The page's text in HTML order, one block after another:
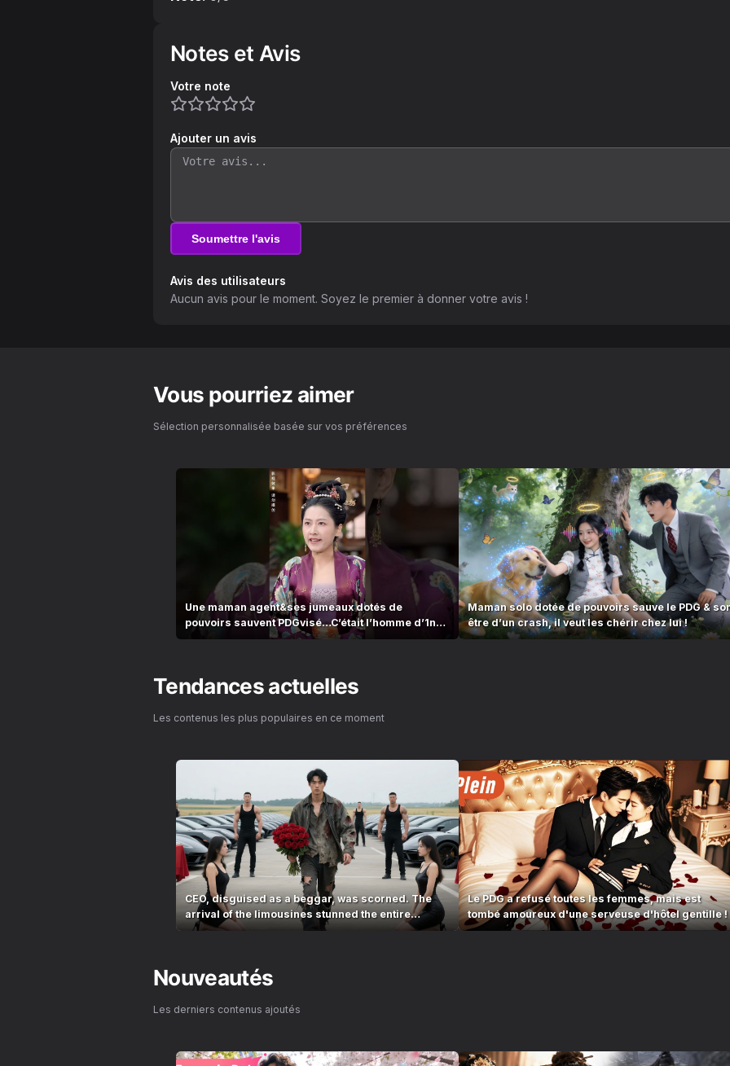
Notes et Avis
Votre note
Ajouter un avis
Soumettre l'avis
Avis des utilisateurs
Aucun avis pour le moment. Soyez le premier à donner votre avis !
Vous pourriez aimer
Sélection personnalisée basée sur vos préférences
Une maman agent&ses jumeaux dotés de
pouvoirs sauvent PDGvisé…C’était l’homme d’1nuit
d’il y a 5ans!
Maman solo dotée de pouvoirs sauve le PDG &
être d’un crash, il veut les chérir chez lui !
Tendances actuelles
Les contenus les plus populaires en ce moment
CEO, disguised as a beggar, was scorned. The
arrival of the limousines stunned the entire
village!
Le PDG a refusé toutes les femmes, mais est
tombé amoureux d'une serveuse d'hôtel gentille !
Nouveautés
Les derniers contenus ajoutés